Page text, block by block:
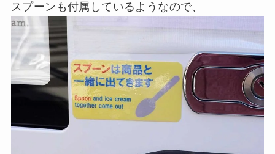
スプーンも付属しているようなので、